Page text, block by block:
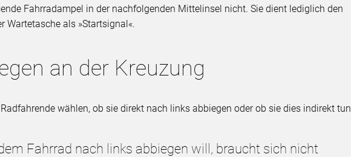
Fahrradampel in der nachfolgenden Mittelinsel nicht. Sie dient lediglich den
Wartetasche als »Startsignal«.
an der Kreuzung
wählen, ob sie direkt nach links abbiegen oder ob sie dies indirekt tun
Fahrrad nach links abbiegen will, braucht sich nicht